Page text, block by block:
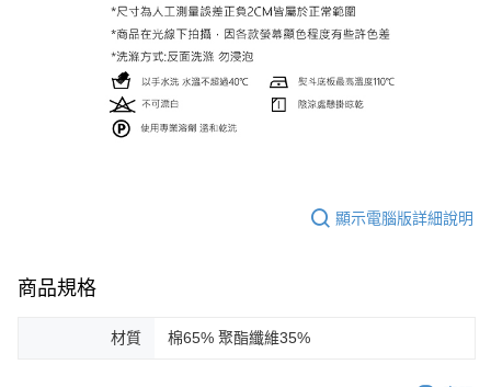
顯示電腦版詳細說明
商品規格
材質 棉65% 聚酯纖維35%